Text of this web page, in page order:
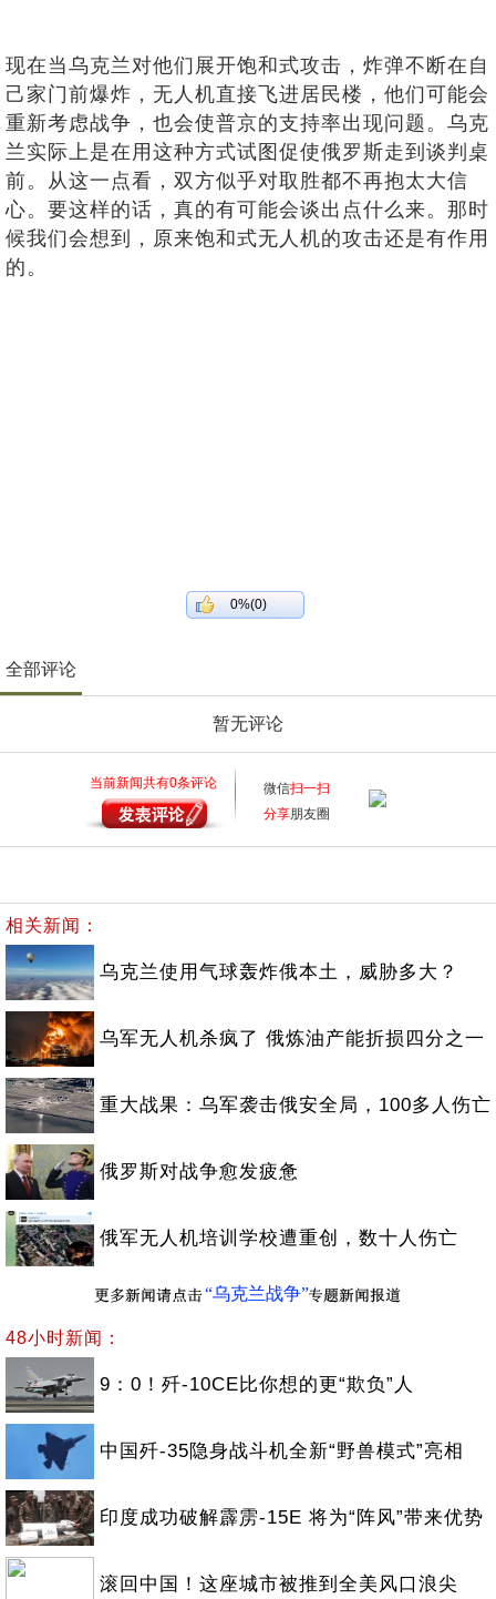
现在当乌克兰对他们展开饱和式攻击，炸弹不断在自
己家门前爆炸，无人机直接飞进居民楼，他们可能会
重新考虑战争，也会使普京的支持率出现问题。乌克
兰实际上是在用这种方式试图促使俄罗斯走到谈判桌
前。从这一点看，双方似乎对取胜都不再抱太大信
心。要这样的话，真的有可能会谈出点什么来。那时
候我们会想到，原来饱和式无人机的攻击还是有作用
的。
0%(0)
全部评论
暂无评论
当前新闻共有0条评论 微信扫一扫
分享朋友圈
相关新闻：
乌克兰使用气球轰炸俄本土，威胁多大？
乌军无人机杀疯了 俄炼油产能折损四分之一
重大战果：乌军袭击俄安全局，100多人伤亡
俄罗斯对战争愈发疲惫
俄军无人机培训学校遭重创，数十人伤亡
“乌克兰战争”
48小时新闻：
9：0！歼-10CE比你想的更“欺负”人
中国歼-35隐身战斗机全新“野兽模式”亮相
印度成功破解霹雳-15E 将为“阵风”带来优势
滚回中国！这座城市被推到全美风口浪尖